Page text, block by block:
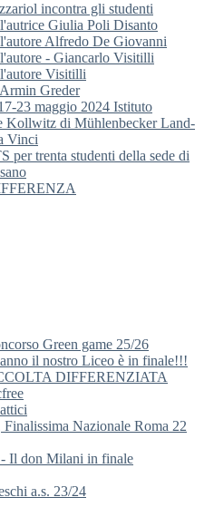
incontra gli studenti
Giulia Poli Disanto
Alfredo De Giovanni
- Giancarlo Visitilli
Visitilli
Greder
23 maggio 2024 Istituto
Kollwitz di Mühlenbecker Land-
Vinci
per trenta studenti della sede di
Green game 25/26
il nostro Liceo è in finale!!!
DIFFERENZIATA
Finalissima Nazionale Roma 22
- Il don Milani in finale
a.s. 23/24